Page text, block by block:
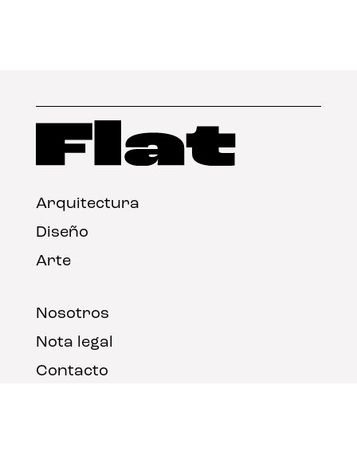
Arquitectura
Diseño
Arte
Nosotros
Nota legal
Contacto